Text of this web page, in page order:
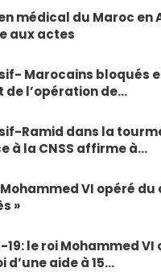
médical du Maroc en
aux actes
Marocains bloqués
de l’opération de…
Ramid dans la
à la CNSS affirme à…
Mohammed VI opéré du
»
19: le roi Mohammed VI
d’une aide à 15…